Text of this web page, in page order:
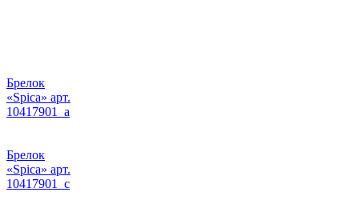
Брелок
«Spica» арт.
10417901_a
Брелок
«Spica» арт.
10417901_c